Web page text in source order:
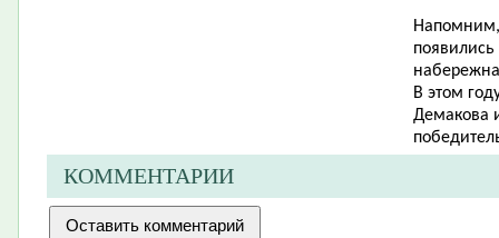
Напомним,
В этом
Демакова
КОММЕНТАРИИ